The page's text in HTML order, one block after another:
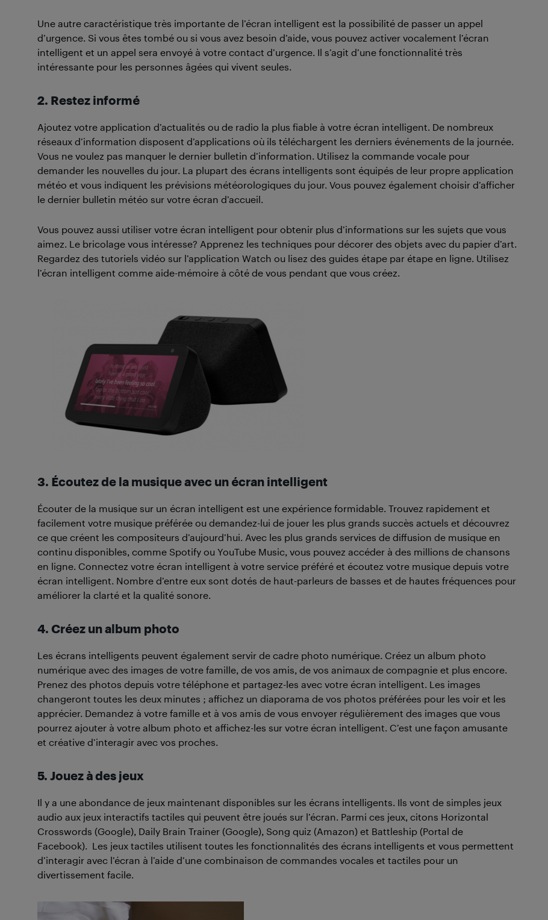
Une autre caractéristique très importante de l’écran intelligent est la possibilité de passer un appel
d’urgence. Si vous êtes tombé ou si vous avez besoin d’aide, vous pouvez activer vocalement l’écran
intelligent et un appel sera envoyé à votre contact d’urgence. Il s’agit d’une fonctionnalité très
intéressante pour les personnes âgées qui vivent seules.
2. Restez informé
Ajoutez votre application d’actualités ou de radio la plus fiable à votre écran intelligent. De nombreux
réseaux d’information disposent d’applications où ils téléchargent les derniers événements de la journée.
Vous ne voulez pas manquer le dernier bulletin d’information. Utilisez la commande vocale pour
demander les nouvelles du jour. La plupart des écrans intelligents sont équipés de leur propre application
météo et vous indiquent les prévisions météorologiques du jour. Vous pouvez également choisir d’afficher
le dernier bulletin météo sur votre écran d’accueil.
Vous pouvez aussi utiliser votre écran intelligent pour obtenir plus d’informations sur les sujets que vous
aimez. Le bricolage vous intéresse? Apprenez les techniques pour décorer des objets avec du papier d’art.
Regardez des tutoriels vidéo sur l’application Watch ou lisez des guides étape par étape en ligne. Utilisez
l’écran intelligent comme aide-mémoire à côté de vous pendant que vous créez.
3. Écoutez de la musique avec un écran intelligent
Écouter de la musique sur un écran intelligent est une expérience formidable. Trouvez rapidement et
facilement votre musique préférée ou demandez-lui de jouer les plus grands succès actuels et découvrez
ce que créent les compositeurs d’aujourd’hui. Avec les plus grands services de diffusion de musique en
continu disponibles, comme Spotify ou YouTube Music, vous pouvez accéder à des millions de chansons
en ligne. Connectez votre écran intelligent à votre service préféré et écoutez votre musique depuis votre
écran intelligent. Nombre d’entre eux sont dotés de haut-parleurs de basses et de hautes fréquences pour
améliorer la clarté et la qualité sonore.
4. Créez un album photo
Les écrans intelligents peuvent également servir de cadre photo numérique. Créez un album photo
numérique avec des images de votre famille, de vos amis, de vos animaux de compagnie et plus encore.
Prenez des photos depuis votre téléphone et partagez-les avec votre écran intelligent. Les images
changeront toutes les deux minutes ; affichez un diaporama de vos photos préférées pour les voir et les
apprécier. Demandez à votre famille et à vos amis de vous envoyer régulièrement des images que vous
pourrez ajouter à votre album photo et affichez-les sur votre écran intelligent. C’est une façon amusante
et créative d’interagir avec vos proches.
5. Jouez à des jeux
Il y a une abondance de jeux maintenant disponibles sur les écrans intelligents. Ils vont de simples jeux
audio aux jeux interactifs tactiles qui peuvent être joués sur l’écran. Parmi ces jeux, citons Horizontal
Crosswords (Google), Daily Brain Trainer (Google), Song quiz (Amazon) et Battleship (Portal de
Facebook). Les jeux tactiles utilisent toutes les fonctionnalités des écrans intelligents et vous permettent
d’interagir avec l’écran à l’aide d’une combinaison de commandes vocales et tactiles pour un
divertissement facile.